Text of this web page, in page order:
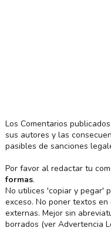
Los Comentarios
sus autores y las
pasibles de sanciones
Por favor al redactar tu
formas.
No utilices 'copiar y pegar'
exceso. No poner textos
externas. Mejor sin
borrados (ver Advertencia